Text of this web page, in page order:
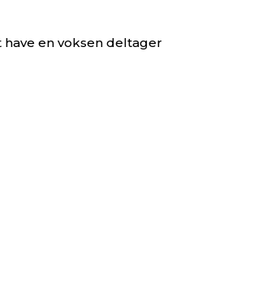
en voksen deltager